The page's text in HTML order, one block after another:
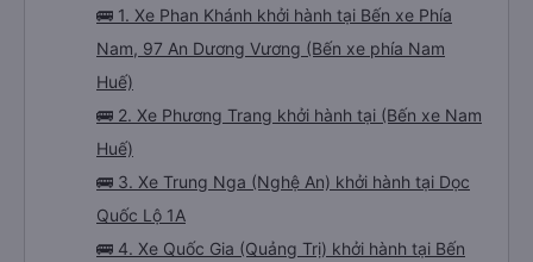
🚌 1. Xe Phan Khánh khởi hành tại Bến xe Phía
Nam, 97 An Dương Vương (Bến xe phía Nam
Huế)
🚌 2. Xe Phương Trang khởi hành tại (Bến xe Nam
Huế)
🚌 3. Xe Trung Nga (Nghệ An) khởi hành tại Dọc
Quốc Lộ 1A
🚌 4. Xe Quốc Gia (Quảng Trị) khởi hành tại Bến